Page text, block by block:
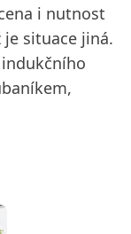
i nutnost
situace jiná.